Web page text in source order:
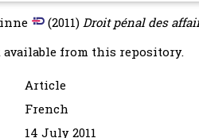
(2011)Droit pénal des
from this repository.
Article
French
14 July 2011